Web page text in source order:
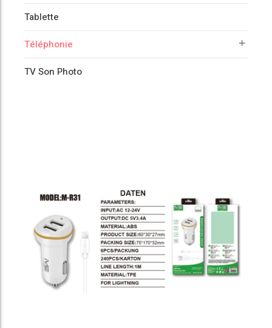
Tablette
Téléphonie
TV Son Photo